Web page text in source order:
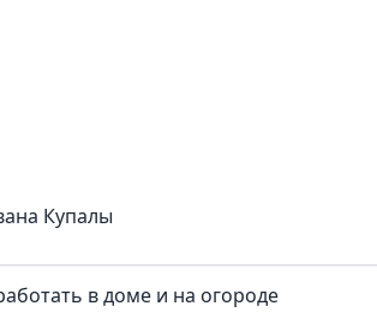
Купалы
в доме и на огороде